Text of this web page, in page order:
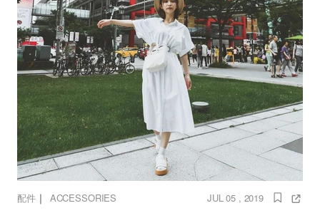
配件｜ ACCESSORIES JUL 05 , 2019